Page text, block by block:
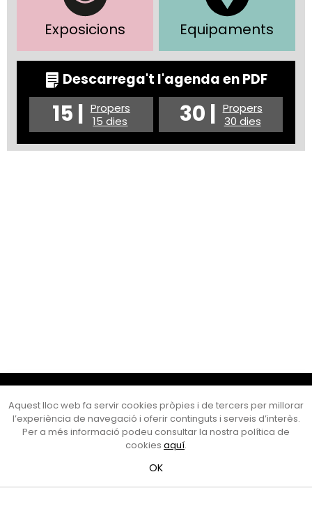
Exposicions Equipaments
Descarrega't l'agenda en PDF
15 | Propers
15 dies
30 | Propers
30 dies
Cultura Mataró
Ajuntament de Mataró
C. de Sant Josep, 9 (Mataró, 08302)
Horari d'obertura: dilluns, dimecres i divendres de 10 a 13 h.
al telèfon al 93 758 23 61
Bústia ciutadana
Aquest lloc web fa servir cookies pròpies i de tercers per millorar
l’experiència de navegació i oferir continguts i serveis d’interès.
Per a més informació podeu consultar la nostra política de
cookies aquí.
OK